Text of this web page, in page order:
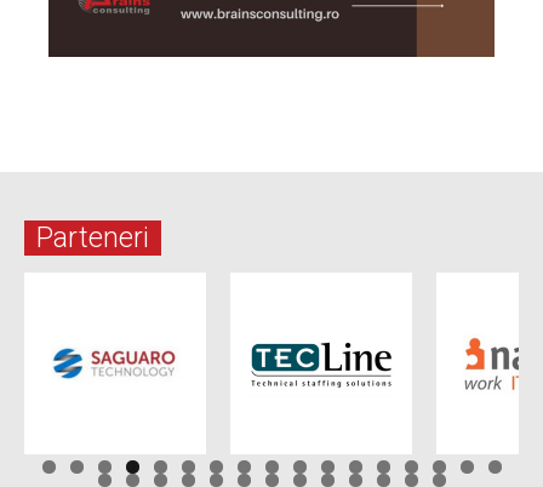
Parteneri